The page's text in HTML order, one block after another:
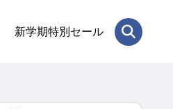
新学期特別セール